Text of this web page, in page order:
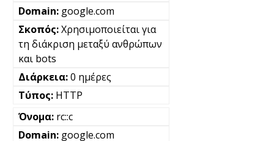
google.com
Χρησιμοποιείται για
τη διάκριση μεταξύ ανθρώπων
και bots
0 ημέρες
HTTP
rc::c
google.com